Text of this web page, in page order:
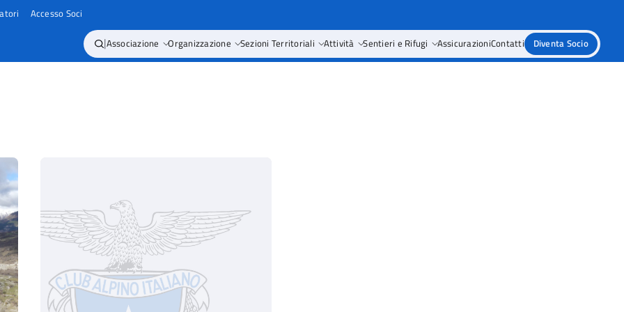
Accesso Soci
|Associazione Organizzazione Sezioni Territoriali Attività Sentieri e Rifugi AssicurazioniContatti Diventa Socio